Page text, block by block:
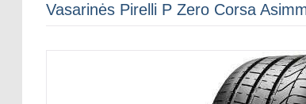
sandėlyje
ir
kosmetika
ir
aksesuarai
Vasarinės Pirelli P Zero Corsa